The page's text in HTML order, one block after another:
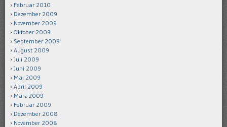
Februar 2010
Dezember 2009
November 2009
Oktober 2009
September 2009
August 2009
Juli 2009
Juni 2009
Mai 2009
April 2009
März 2009
Februar 2009
Dezember 2008
November 2008